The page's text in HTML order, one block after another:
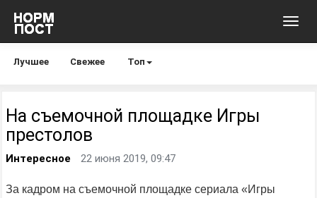
Лучшее Свежее Топ
На съемочной площадке Игры
престолов
Интересное 22 июня 2019, 09:47
За кадром на съемочной площадке сериала «Игры